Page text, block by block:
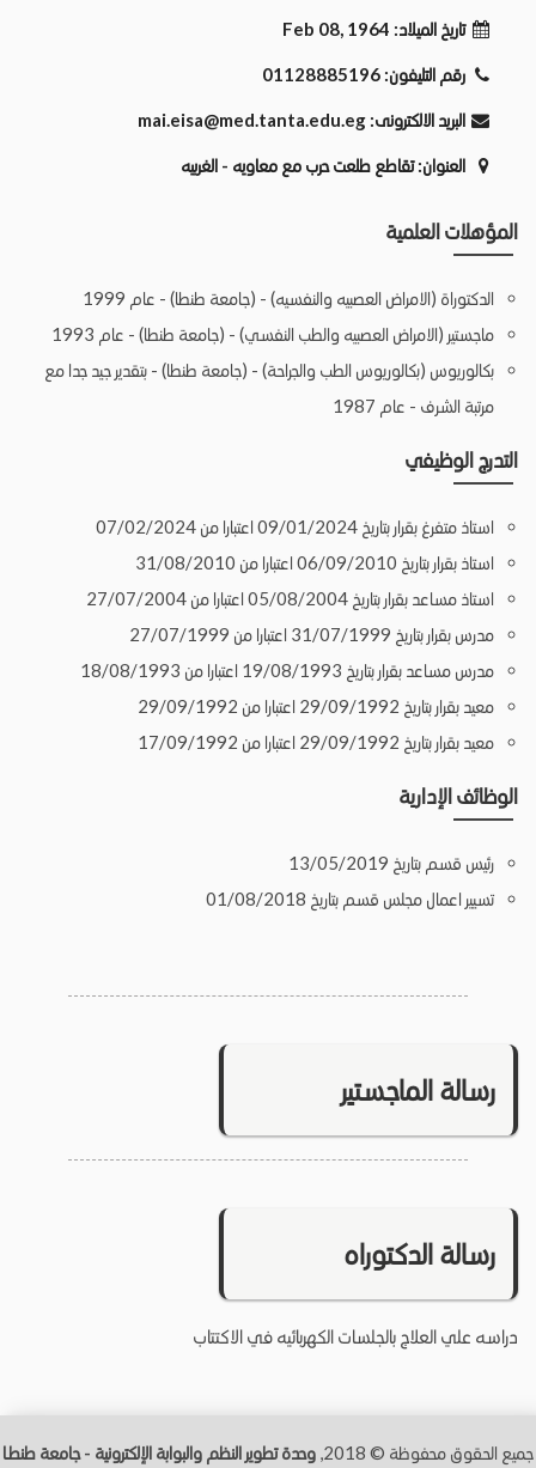
تاريخ الميلاد: Feb 08, 1964
رقم التليفون: 01128885196
البريد الالكترونى: mai.eisa@med.tanta.edu.eg
العنوان:تقاطع طلعت حرب مع معاويه - الغربيه
المؤهلات العلمية
الدكتوراة (الامراض العصبيه والنفسيه) - (جامعة طنطا) - عام 1999
ماجستير (الامراض العصبيه والطب النفسي) - (جامعة طنطا) - عام 1993
بكالوريوس (بكالوريوس الطب والجراحة) - (جامعة طنطا) - بتقدير جيد جدا مع
مرتبة الشرف - عام 1987
التدرج الوظيفي
استاذ متفرغ بقرار بتاريخ 09/01/2024 اعتبارا من 07/02/2024
استاذ بقرار بتاريخ 06/09/2010 اعتبارا من 31/08/2010
استاذ مساعد بقرار بتاريخ 05/08/2004 اعتبارا من 27/07/2004
مدرس بقرار بتاريخ 31/07/1999 اعتبارا من 27/07/1999
مدرس مساعد بقرار بتاريخ 19/08/1993 اعتبارا من 18/08/1993
معيد بقرار بتاريخ 29/09/1992 اعتبارا من 29/09/1992
معيد بقرار بتاريخ 29/09/1992 اعتبارا من 17/09/1992
الوظائف الإدارية
رئيس قسم بتاريخ 13/05/2019
تسيير اعمال مجلس قسم بتاريخ 01/08/2018
رسالة الماجستير
رسالة الدكتوراه
دراسه علي العلاج بالجلسات الكهربائيه في الاكتتاب
جميع الحقوق محفوظة © 2018, وحدة تطوير النظم والبوابة الإلكترونية - جامعة طنطــا